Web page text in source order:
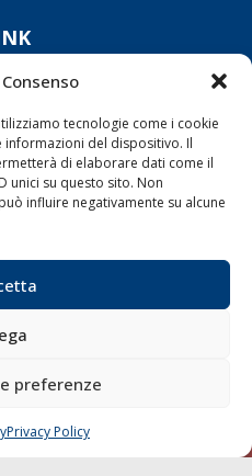
tecnologie come i cookie
del dispositivo. Il
di elaborare dati come il
unici su questo sito. Non
influire negativamente su alcune
preferenze
Privacy Policy
Navigazione
SCRIVI